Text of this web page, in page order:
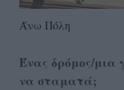
Άνω Πόλη
Ένας δρόμος/μια
να σταματά;